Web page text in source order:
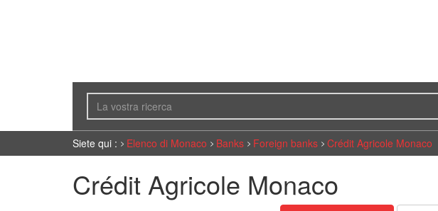
Siete qui : Elenco di Monaco Banks Foreign banks Crédit Agricole Monaco
Crédit Agricole Monaco